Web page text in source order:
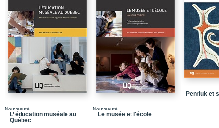
CHAPITRE 6 –
pas fréquenter le
Conclusion – Les
Rivières
Annexe 6.1 – Le
Notices biographiques
Quatrième de
Nouveauté
L’ éducation muséale au
Québec
Nouveauté
Le musée et l'école
Penriuk et